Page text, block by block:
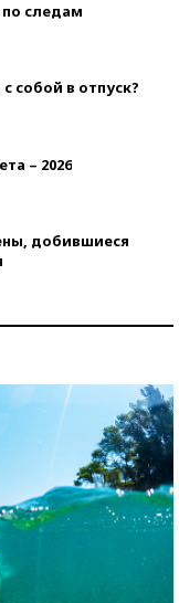
следам
собой в отпуск?
– 2026
добившиеся